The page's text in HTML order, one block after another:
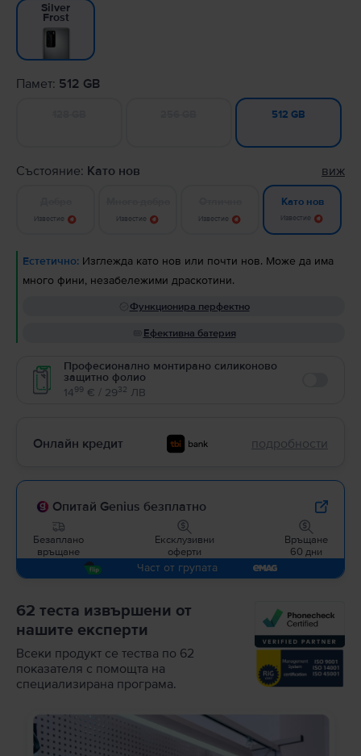
Silver
Frost
Памет: 512 GB
512 GB
Състояние: Като нов виж
Известие Известие Известие
Като нов
Известие
Естетично: Изглежда като нов или почти нов. Може да има
много фини, незабележими драскотини.
Функционира перфектно
Ефективна батерия
Професионално монтирано силиконово
защитно фолио
1499 € / 2932 ЛВ
Онлайн кредит подробности
Опитай Genius безплатно
Безаплано
връщане
Ексклузивни
оферти
Връщане
60 дни
Част от групата
62 теста извършени от
нашите експерти
Всеки продукт се тества по 62
показателя с помощта на
специализирана програма.